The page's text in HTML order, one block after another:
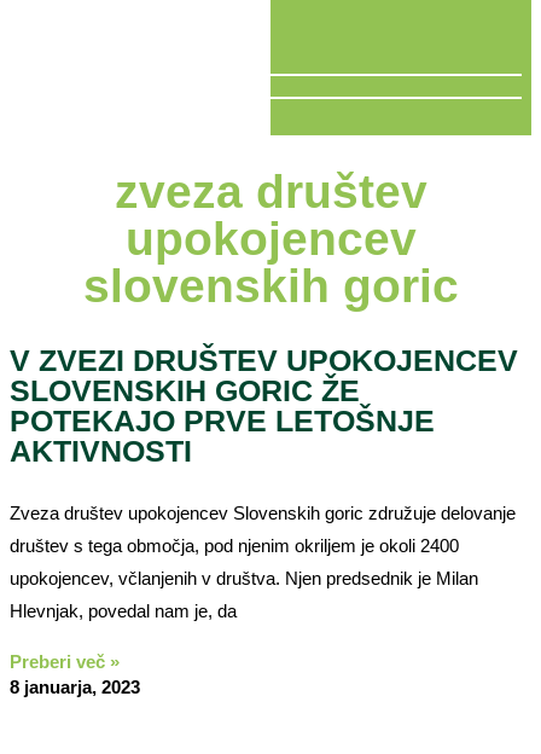
zveza društev
upokojencev
slovenskih goric
V ZVEZI DRUŠTEV UPOKOJENCEV
SLOVENSKIH GORIC ŽE
POTEKAJO PRVE LETOŠNJE
AKTIVNOSTI
Zveza društev upokojencev Slovenskih goric združuje delovanje
društev s tega območja, pod njenim okriljem je okoli 2400
upokojencev, včlanjenih v društva. Njen predsednik je Milan
Hlevnjak, povedal nam je, da
Preberi več »
8 januarja, 2023